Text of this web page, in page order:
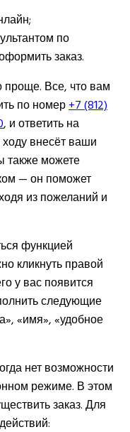
по
заказ.
проще. Все, что вам
по номер+7 (812)
, и ответить на
внесёт ваши
также можете
— он поможет
из пожеланий и
функцией
кликнуть правой
у вас появится
следующие
«имя», «удобное
нет возможности
режиме. В этом
заказ. Для